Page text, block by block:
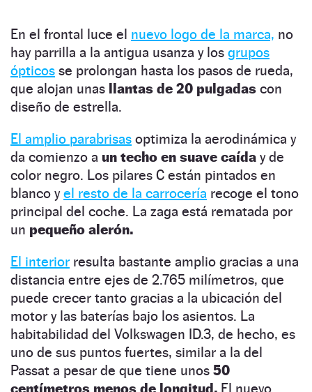
En el frontal luce el nuevo logo de la marca, no
hay parrilla a la antigua usanza y los grupos
ópticos se prolongan hasta los pasos de rueda,
que alojan unas llantas de 20 pulgadas con
diseño de estrella.
El amplio parabrisas optimiza la aerodinámica y
da comienzo a un techo en suave caída y de
color negro. Los pilares C están pintados en
blanco yel resto de la carrocería recoge el tono
principal del coche. La zaga está rematada por
un pequeño alerón.
El interior resulta bastante amplio gracias a una
distancia entre ejes de 2.765 milímetros, que
puede crecer tanto gracias a la ubicación del
motor y las baterías bajo los asientos. La
habitabilidad del Volkswagen ID.3, de hecho, es
uno de sus puntos fuertes, similar a la del
Passat a pesar de que tiene unos 50
centímetros menos de longitud. El nuevo